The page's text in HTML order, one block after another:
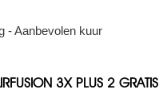
- Aanbevolen kuur
3X PLUS 2 GRATIS